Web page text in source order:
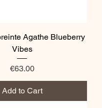
Agathe Blueberry
Vibes
Price
€63.00
Add to Cart